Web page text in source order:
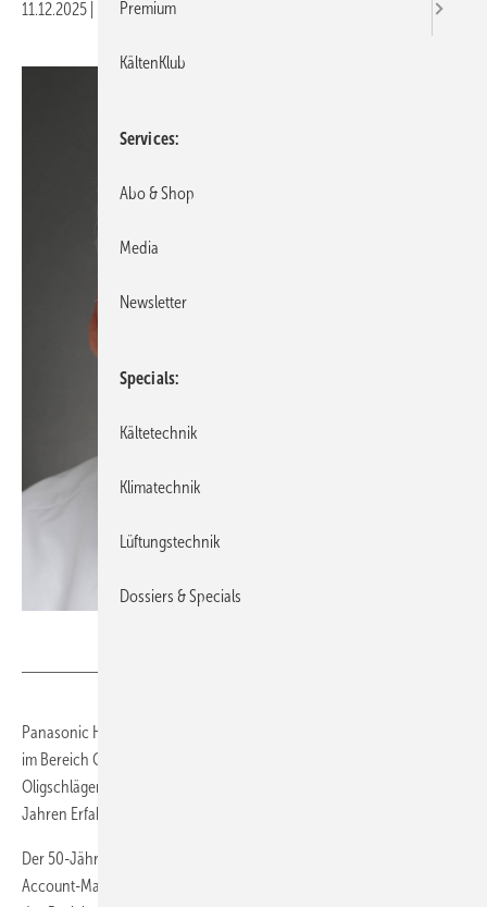
11.12.2025 Druckvorschau
Panasonic Heating and Cooling Solutions verstärkt sein Vertriebsteam
im Bereich Commercial Air Conditioning (CAC) mit Marcel
Oligschläger, einem ausgewiesenen Branchenkenner mit über 25
Jahren Erfahrung in der Klimatechnik.
Der 50-Jährige bringt umfassende Erfahrung aus Vertrieb und Key-
Account-Management mit. In seiner bisherigen Laufbahn betreute er
Premium
KältenKlub
Services
Abo & Shop
Media
Newsletter
Specials
Kältetechnik
Klimatechnik
Lüftungstechnik
Dossiers & Specials